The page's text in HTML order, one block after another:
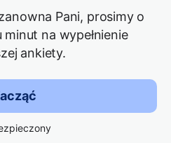
Pani, prosimy o
na wypełnienie
ankiety.